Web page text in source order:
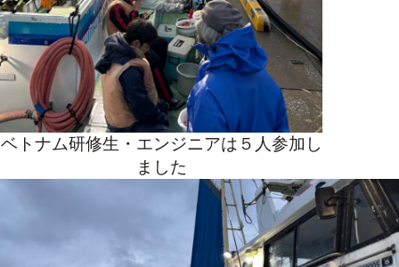
ベトナム研修生・エンジニアは５人参加し
ました